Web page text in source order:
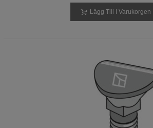
Lägg Till I Varukorgen